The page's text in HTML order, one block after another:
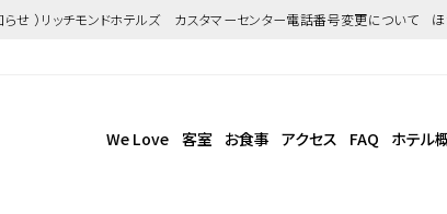
らせ ）リッチモンドホテルズ カスタマーセンター電話番号変更について
We Love 客室 お食事 アクセス FAQ ホテル